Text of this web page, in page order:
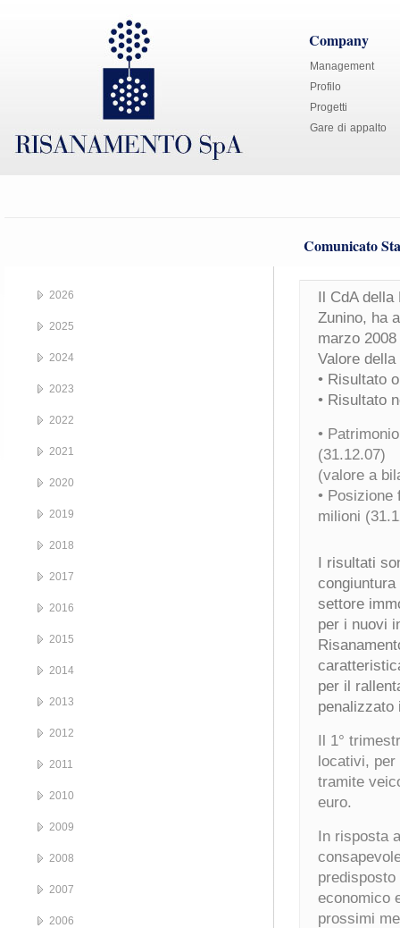
Company
Management
Profilo
Progetti
Gare di appalto
Comunicato
Il CdA della
Zunino, ha
marzo
Valore
• Risultato
• Risultato
•
(31.12.07)
(valore a
• Posizione
milioni
I risultati
settore
per i nuovi
per il
penalizzato
Il 1°
locativi,
tramite
euro.
In risposta
economico
prossimi
2026
2025
2024
2023
2022
2021
2020
2019
2018
2017
2016
2015
2014
2013
2012
2011
2010
2009
2008
2007
2006